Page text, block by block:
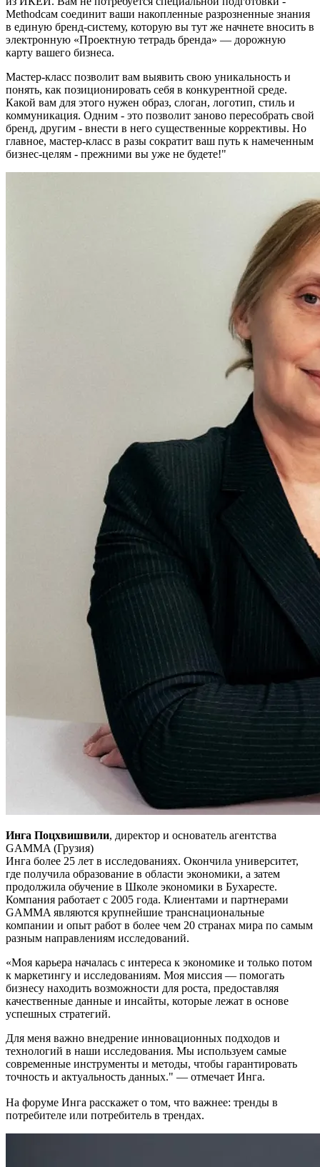
Methodсам соединит ваши накопленные разрозненные знания
в единую бренд-систему, которую вы тут же начнете вносить в
электронную «Проектную тетрадь бренда» — дорожную
карту вашего бизнеса.
Мастер-класс позволит вам выявить свою уникальность и
понять, как позиционировать себя в конкурентной среде.
Какой вам для этого нужен образ, слоган, логотип, стиль и
коммуникация. Одним - это позволит заново пересобрать свой
бренд, другим - внести в него существенные коррективы. Но
главное, мастер-класс в разы сократит ваш путь к намеченным
бизнес-целям - прежними вы уже не будете!"
Инга Поцхвишвили, директор и основатель агентства
GAMMA (Грузия)
Инга более 25 лет в исследованиях. Окончила университет,
где получила образование в области экономики, а затем
продолжила обучение в Школе экономики в Бухаресте.
Компания работает с 2005 года. Клиентами и партнерами
GAMMA являются крупнейшие транснациональные
компании и опыт работ в более чем 20 странах мира по самым
разным направлениям исследований.
«Моя карьера началась с интереса к экономике и только потом
к маркетингу и исследованиям. Моя миссия — помогать
бизнесу находить возможности для роста, предоставляя
качественные данные и инсайты, которые лежат в основе
успешных стратегий.
Для меня важно внедрение инновационных подходов и
технологий в наши исследования. Мы используем самые
современные инструменты и методы, чтобы гарантировать
точность и актуальность данных." — отмечает Инга.
На форуме Инга расскажет о том, что важнее: тренды в
потребителе или потребитель в трендах.